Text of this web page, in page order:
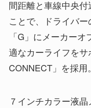
間距離と車線中央
ことで、ドライバー
「G」にメーカー
適なカーライフを
CONNECT」を採用。
７インチカラー液